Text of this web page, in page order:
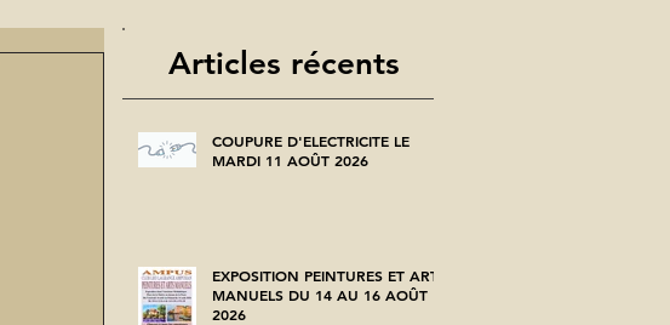
Articles récents
COUPURE D'ELECTRICITE LE
MARDI 11 AOÛT 2026
EXPOSITION PEINTURES ET ARTS
MANUELS DU 14 AU 16 AOÛT
2026